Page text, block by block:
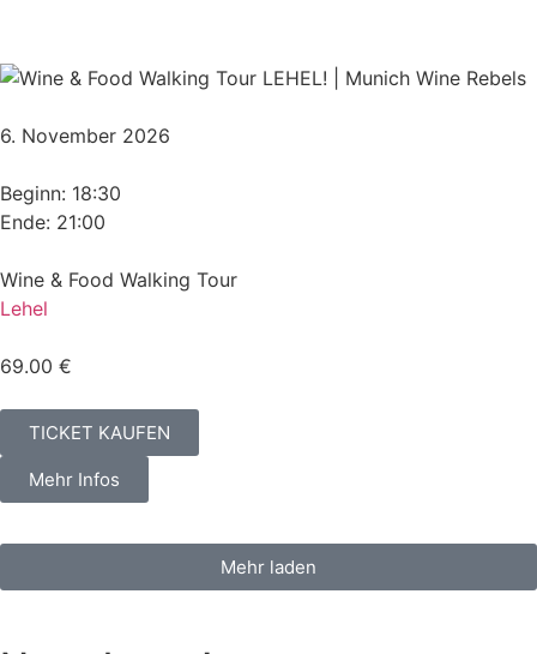
6. November 2026
Beginn: 18:30
Ende: 21:00
Wine & Food Walking Tour
Lehel
69.00 €
TICKET KAUFEN
Mehr Infos
Mehr laden